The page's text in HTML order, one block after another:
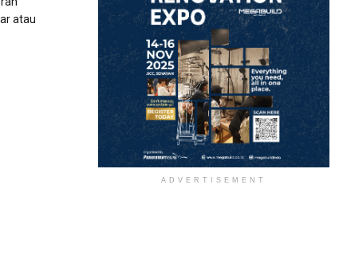
atau
ADVERTISEMENT